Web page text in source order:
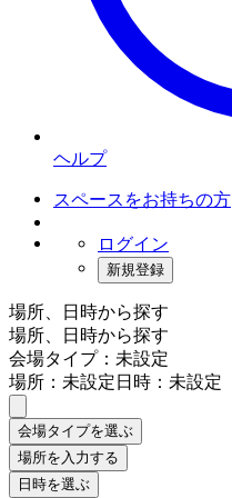
ヘルプ
スペースをお持ちの方
ログイン
新規登録
場所、日時から探す
場所、日時から探す
会場タイプ：未設定
場所：未設定日時：未設定
会場タイプを選ぶ
場所を入力する
日時を選ぶ